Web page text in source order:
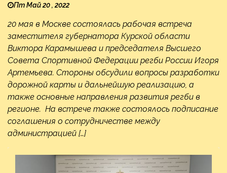
Пт Май 20 , 2022
20 мая в Москве состоялась рабочая встреча
заместителя губернатора Курской области
Виктора Карамышева и председателя Высшего
Совета Спортивной Федерации регби России Игоря
Артемьева. Стороны обсудили вопросы разработки
дорожной карты и дальнейшую реализацию, а
также основные направления развития регби в
регионе. На встрече также состоялось подписание
соглашения о сотрудничестве между
администрацией […]